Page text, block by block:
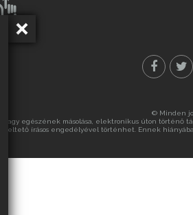
© Minden
egészének másolása, elektronikus úton történő
írásos engedélyével történhet. Ennek